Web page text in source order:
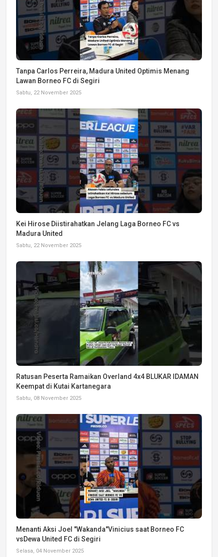
Tanpa Carlos Perreira, Madura United Optimis Menang
Lawan Borneo FC di Segiri
Sabtu, 22 November 2025
Kei Hirose Diistirahatkan Jelang Laga Borneo FC vs
Madura United
Sabtu, 22 November 2025
Ratusan Peserta Ramaikan Overland 4x4 BLUKAR IDAMAN
Keempat di Kutai Kartanegara
Sabtu, 08 November 2025
Menanti Aksi Joel "Wakanda"Vinicius saat Borneo FC
vsDewa United FC di Segiri
Selasa, 04 November 2025